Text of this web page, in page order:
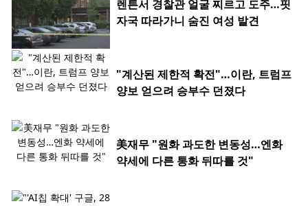
렌튼서 경찰관 얼굴 찌르고 도주…핏
자국 따라가니 숨진 여성 발견
"계산된 제한적 확전"…이란, 트럼프
양보 얻으려 승부수 던졌다
美재무 "원화 과도한 변동성…엔화
약세에 다른 통화 뒤따를 것"